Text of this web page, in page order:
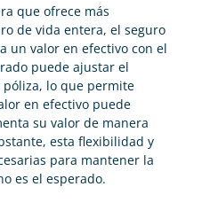
que ofrece más
de vida entera, el seguro
un valor en efectivo con el
puede ajustar el
póliza, lo que permite
en efectivo puede
su valor de manera
esta flexibilidad y
para mantener la
es el esperado.